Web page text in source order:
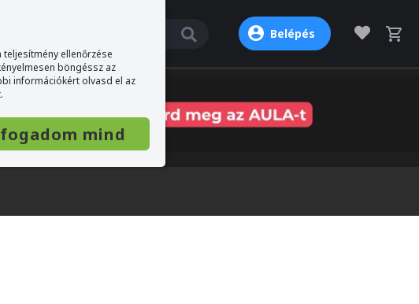
Belépés
ellenőrzése
böngéssz az
információkért olvasd el az
mind